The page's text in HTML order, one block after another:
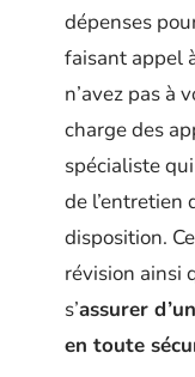
dépenses
faisant appel
n’avez pas à
charge des
spécialiste
de l’entretien
disposition.
révision ainsi
s’assurer
en toute